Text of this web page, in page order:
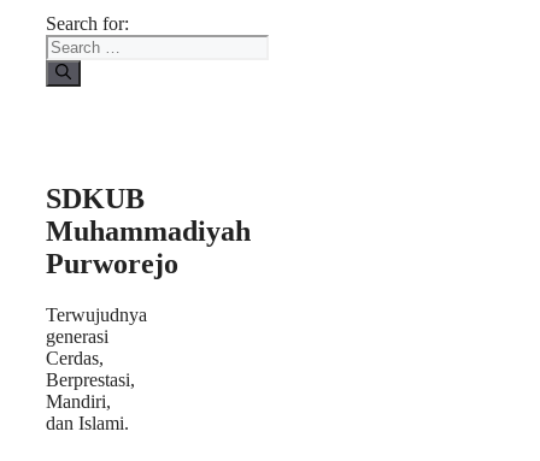
Search for:
SDKUB
Muhammadiyah
Purworejo
Terwujudnya
generasi
Cerdas,
Berprestasi,
Mandiri,
dan Islami.